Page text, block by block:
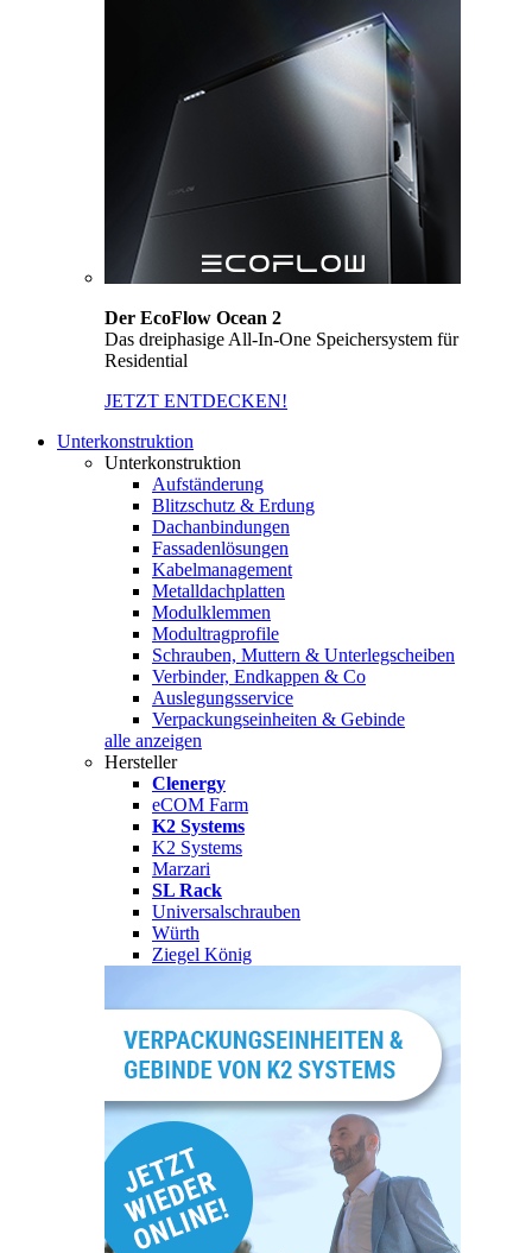
Der EcoFlow Ocean 2
Das dreiphasige All-In-One Speichersystem für
Residential
JETZT ENTDECKEN!
Unterkonstruktion
Unterkonstruktion
Aufständerung
Blitzschutz & Erdung
Dachanbindungen
Fassadenlösungen
Kabelmanagement
Metalldachplatten
Modulklemmen
Modultragprofile
Schrauben, Muttern & Unterlegscheiben
Verbinder, Endkappen & Co
Auslegungsservice
Verpackungseinheiten & Gebinde
alle anzeigen
Hersteller
Clenergy
eCOM Farm
K2 Systems
K2 Systems
Marzari
SL Rack
Universalschrauben
Würth
Ziegel König